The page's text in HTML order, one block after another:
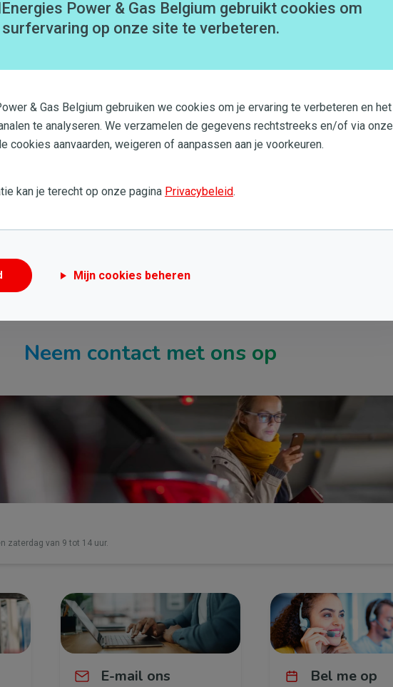
ik het en waar vind ik het?
Probeer een nieuwe zoekopdracht
Neem contact met ons op
zaterdag van 9 tot 14 uur.
E-mail ons Bel me op
Power & Gas Belgium gebruikt cookies om
op onze site te verbeteren.
& Gas Belgium gebruiken we cookies om je ervaring te verbeteren en het
te analyseren. We verzamelen de gegevens rechtstreeks en/of via onze
cookies aanvaarden, weigeren of aanpassen aan je voorkeuren.
kan je terecht op onze pagina Privacybeleid.
Mijn cookies beheren